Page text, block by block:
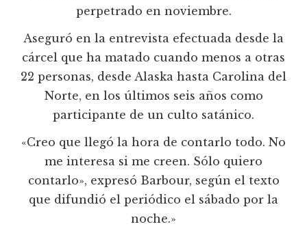
perpetrado en noviembre.
Aseguró en la entrevista efectuada desde la
cárcel que ha matado cuando menos a otras
22 personas, desde Alaska hasta Carolina del
Norte, en los últimos seis años como
participante de un culto satánico.
«Creo que llegó la hora de contarlo todo. No
me interesa si me creen. Sólo quiero
contarlo», expresó Barbour, según el texto
que difundió el periódico el sábado por la
noche.»